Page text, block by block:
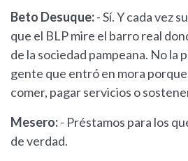
Beto Desuque:- Sí. Y cada vez
que el BLP mire el barro real
de la sociedad pampeana. No la
gente que entró en mora
comer, pagar servicios o
Mesero:- Préstamos para los
de verdad.